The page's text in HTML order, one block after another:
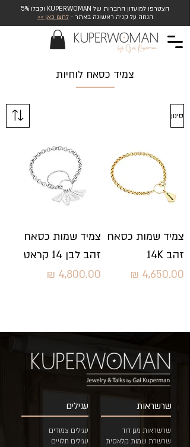
הצטרפו למועדון החברות של KUPERWOMAN וקבלו 5%
הנחה על קניה ראשונה באתר -לחצו כאן >>
צמיד כסאח לוחיות
סינון
צמיד שמות כסאח
זהב 14K
מחיר
צמיד שמות כסאח
זהב לבן 14 קראט
מחיר
עגילים
עגילים צמודים
עגילים תלויים
שרשראות
שרשראות מגן דוד
שרשרת שמות קלאסית